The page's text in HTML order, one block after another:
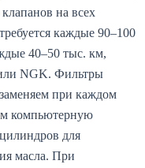
на всех
каждые 90–100
40–50 тыс. км,
NGK. Фильтры
при каждом
компьютерную
для
масла. При